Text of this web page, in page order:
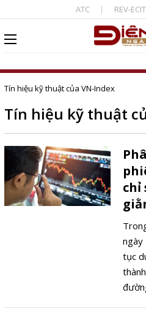
ATC REV-ECIT
Tín hiệu kỹ thuật của VN-Index
Tín hiệu kỹ thuật
chỉ
tục